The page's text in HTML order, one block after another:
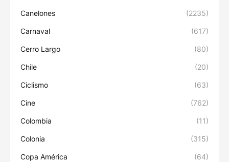
Canelones (2235)
Carnaval (617)
Cerro Largo (80)
Chile (20)
Ciclismo (63)
Cine (762)
Colombia (11)
Colonia (315)
Copa América (64)